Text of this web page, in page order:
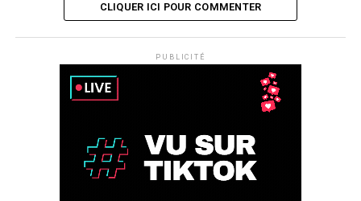
CLIQUER ICI POUR COMMENTER
PUBLICITÉ